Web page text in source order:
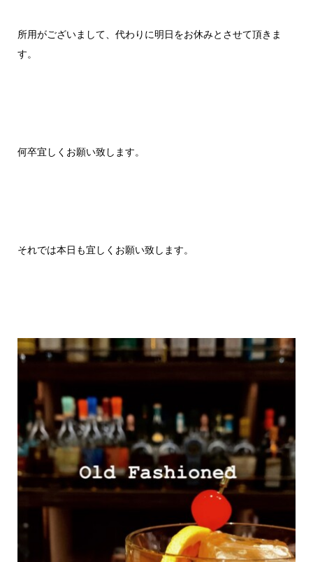
所用がございまして、代わりに明日をお休みとさせて頂きま
す。
何卒宜しくお願い致します。
それでは本日も宜しくお願い致します。